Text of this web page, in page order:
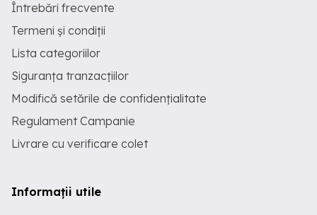
Întrebări frecvente
Termeni și condiții
Lista categoriilor
Siguranța tranzacțiilor
Modifică setările de confidențialitate
Regulament Campanie
Livrare cu verificare colet
Informații utile